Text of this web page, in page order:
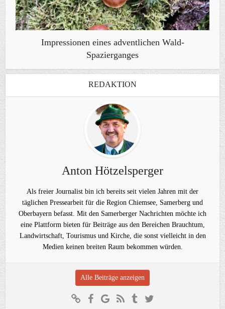
Impressionen eines adventlichen Wald-
Spazierganges
REDAKTION
Anton Hötzelsperger
Als freier Journalist bin ich bereits seit vielen Jahren mit der
täglichen Pressearbeit für die Region Chiemsee, Samerberg und
Oberbayern befasst. Mit den Samerberger Nachrichten möchte ich
eine Plattform bieten für Beiträge aus den Bereichen Brauchtum,
Landwirtschaft, Tourismus und Kirche, die sonst vielleicht in den
Medien keinen breiten Raum bekommen würden.
Alle Beiträge anzeigen